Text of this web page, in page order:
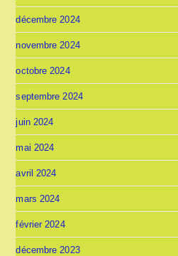
décembre 2024
novembre 2024
octobre 2024
septembre 2024
juin 2024
mai 2024
avril 2024
mars 2024
février 2024
décembre 2023